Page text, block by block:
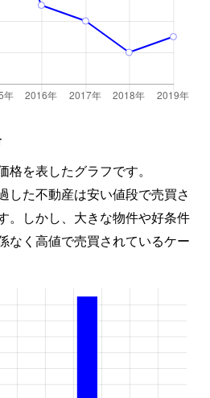
を表したグラフです。
した不動産は安い値段で売買さ
。しかし、大きな物件や好条件
なく高値で売買されているケー